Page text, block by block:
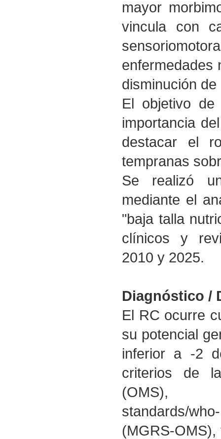
mayor
vincula con
enfermedades
disminución
El objetivo
importancia
destacar el
tempranas
Se realizó
mediante el
"baja talla
clínicos y
2010 y 2025.
Diagnóstico /
El RC ocurre
su potencial
inferior a -2
criterios de
(OMS),
standards/
(MGRS-